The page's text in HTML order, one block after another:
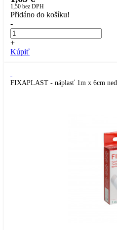
1,50 bez DPH
Přidáno do košíku!
-
+
Kúpiť
FIXAPLAST - náplasť 1m x 6cm